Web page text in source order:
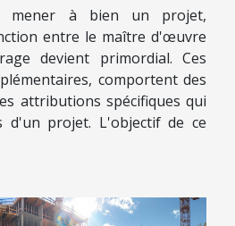
mener à bien un projet,
entre le maître d'œuvre
devient primordial. Ces
comportent des
attributions spécifiques qui
d'un projet. L'objectif de ce